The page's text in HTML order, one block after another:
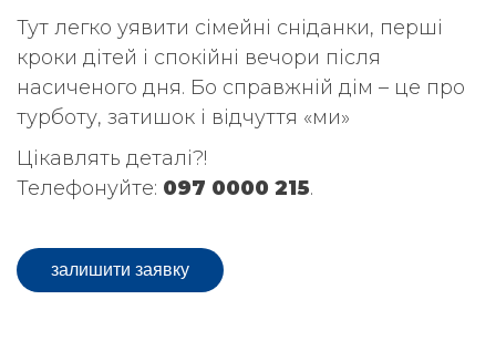
Тут легко уявити сімейні сніданки, перші
кроки дітей і спокійні вечори після
насиченого дня. Бо справжній дім – це про
турботу, затишок і відчуття «ми»
Цікавлять деталі?!
Телефонуйте: 097 0000 215.
залишити заявку